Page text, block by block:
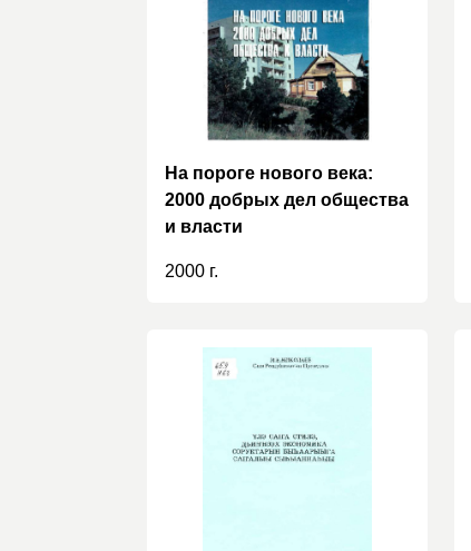
На пороге нового века:
2000 добрых дел общества
и власти
2000 г.